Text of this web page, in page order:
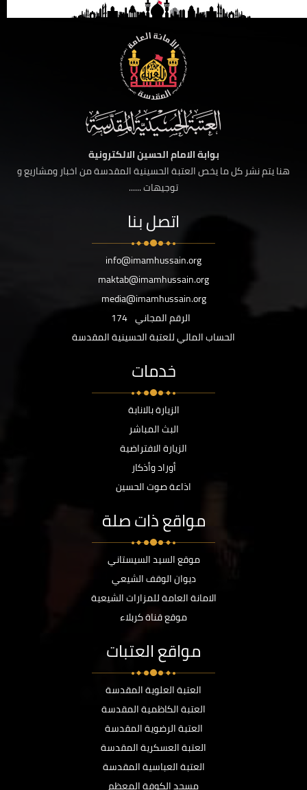
بوابة الامام الحسين الالكترونية
هنا يتم نشر كل ما يخص العتبة الحسينية المقدسة من اخبار ومشاريع و
توجيهات ......
اتصل بنا
info@imamhussain.org
maktab@imamhussain.org
media@imamhussain.org
الرقم المجاني 174
الحساب المالي للعتبة الحسينية المقدسة
خدمات
الزيارة بالانابة
البث المباشر
الزيارة الافتراضية
أوراد وأذكار
اذاعة صوت الحسين
مواقع ذات صلة
موقع السيد السيستاني
ديوان الوقف الشيعي
الامانة العامة للمزارات الشيعية
موقع قناة كربلاء
مواقع العتبات
العتبة العلوية المقدسة
العتبة الكاظمية المقدسة
العتبة الرضوية المقدسة
العتبة العسكرية المقدسة
العتبة العباسية المقدسة
مسجد الكوفة المعظم